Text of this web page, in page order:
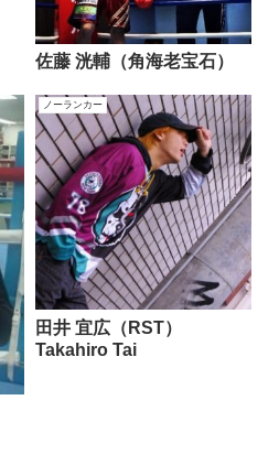
佐藤 洸輔（角海老宝石）
ノーランカー
田井 宜広（RST）
Takahiro Tai